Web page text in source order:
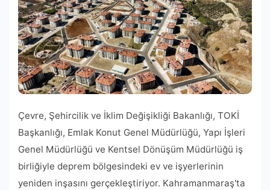
Çevre, Şehircilik ve İklim Değişikliği Bakanlığı, TOKİ
Başkanlığı, Emlak Konut Genel Müdürlüğü, Yapı İşleri
Genel Müdürlüğü ve Kentsel Dönüşüm Müdürlüğü iş
birliğiyle deprem bölgesindeki ev ve işyerlerinin
yeniden inşasını gerçekleştiriyor. Kahramanmaraş'ta